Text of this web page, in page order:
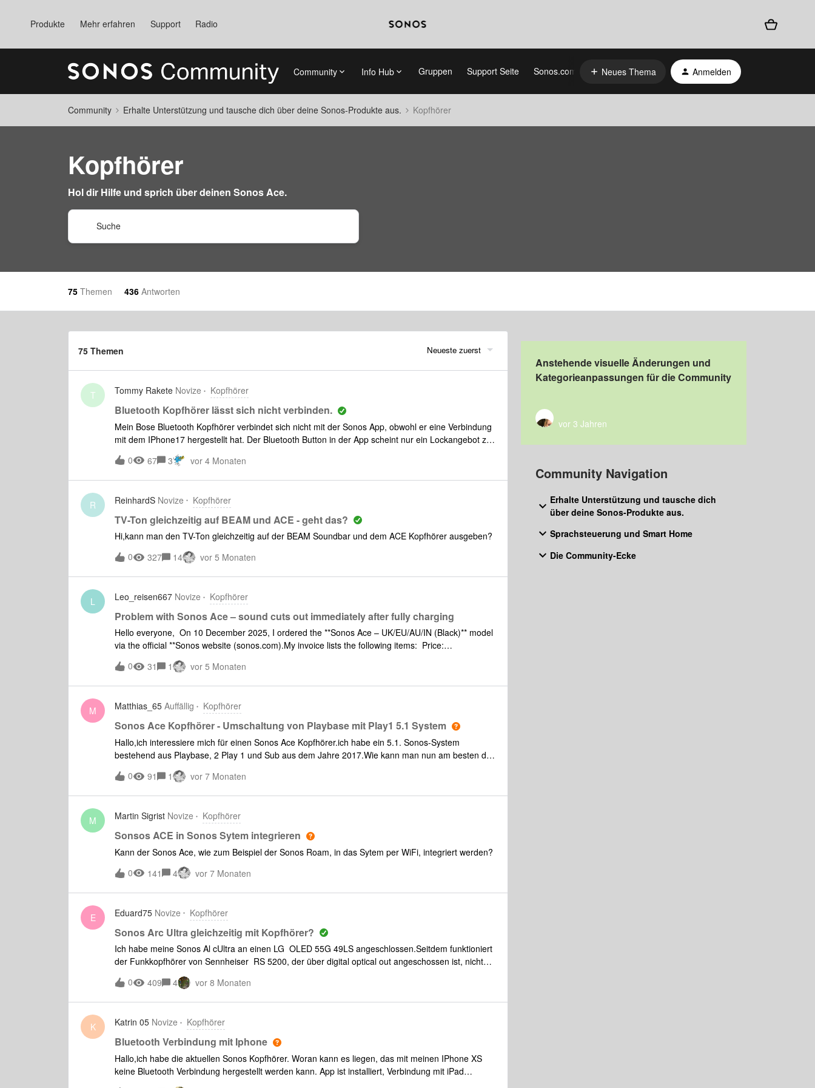
Produkte Mehr erfahren Support Radio
Community Info Hub Gruppen Support Seite Sonos.com Neues Thema Anmelden
Community Erhalte Unterstützung und tausche dich über deine Sonos-Produkte aus. Kopfhörer
Kopfhörer
Hol dir Hilfe und sprich über deinen Sonos Ace.
75 Themen 436 Antworten
75 Themen Neueste zuerst
T Tommy Rakete Novize Kopfhörer
Bluetooth Kopfhörer lässt sich nicht verbinden.
Mein Bose Bluetooth Kopfhörer verbindet sich nicht mit der Sonos App, obwohl er eine Verbindung
mit dem IPhone17 hergestellt hat. Der Bluetooth Button in der App scheint nur ein Lockangebot zu
sein?Und nur für Sonos Kopfhörer zu funktionieren.Hat jemand ein Vorschlag, wie ein Kopfhörer
mit einem Sonos AMP verbunden werden kann?Ohne ein Sonos Kopfhörer zu kaufen!
0 67 3 vor 4 Monaten
R ReinhardS Novize Kopfhörer
TV-Ton gleichzeitig auf BEAM und ACE - geht das?
Hi,kann man den TV-Ton gleichzeitig auf der BEAM Soundbar und dem ACE Kopfhörer ausgeben?
0
327 14 vor 5 Monaten
L Leo_reisen667 Novize Kopfhörer
Problem with Sonos Ace – sound cuts out immediately after fully charging
Hello everyone, On 10 December 2025, I ordered the **Sonos Ace – UK/EU/AU/IN (Black)** model
via the official **Sonos website (sonos.com).My invoice lists the following items: Price:
**£340.26Total discount: **–£130.00Final order amount: £268.95.However, I have recently
encountered a problem that I cannot explain: **as soon as the headphones are fully charged, the
sound immediately cuts out – I can no longer hear any music. I have already tried completely
to be a problem with the connection or the playback device. In addition, I can only view my invoice
via my Sonos account on the website. I haven't found a separate invoice sent by email. Perhaps
this is normal for Sonos, but it makes it difficult to attach or present the proof of purchase directly,
for example, in the event of a complaint. In everyday life, this is comparable to when you only find
the invoice in your customer account at
0 31 1 vor 5 Monaten
M Matthias_65 Auffällig Kopfhörer
Sonos Ace Kopfhörer - Umschaltung von Playbase mit Play1 5.1 System
Hallo,ich interessiere mich für einen Sonos Ace Kopfhörer.ich habe ein 5.1. Sonos-System
bestehend aus Playbase, 2 Play 1 und Sub aus dem Jahre 2017.Wie kann man nun am besten das
System umschalten ohne aufwendig über den TV gehen zu müssen, wenn ich mir nun einen Ace-
Kopfhörer anschaffen würde.Gibt es da gute Möglichkeiten oder Tipps?Danke für die Hilfen und
AntwortenLGMatthias
0 91 1 vor 7 Monaten
M Martin Sigrist Novize Kopfhörer
Sonsos ACE in Sonos Sytem integrieren
Kann der Sonos Ace, wie zum Beispiel der Sonos Roam, in das Sytem per WiFi, integriert werden?
0
141 4 vor 7 Monaten
E Eduard75 Novize Kopfhörer
Sonos Arc Ultra gleichzeitig mit Kopfhörer?
Ich habe meine Sonos Al cUltra an einen LG OLED 55G 49LS angeschlossen.Seitdem funktioniert
der Funkkopfhörer von Sennheiser RS 5200, der über digital optical out angeschossen ist, nicht
mehr. Meine Frau und ich hören unterschiedlich gut, deshalb war der Kopfhörer immer Seher
nützlich…Laut LG Kundenservice funktioniert ein Kopfhörer gleichzeitig nur mit den TV-
Lautsprechern. Laut Sonos Kundenservice kann ein Kopfhörer nur alternierend mit der
könnte. Niemand konnte mir bisher bestätigen dass das funktioniert…Ich würde mich freuen, wenn
es Menschen mit einem solchen Problem, die eine Lösung gefunden haben, gibt!😊
0 409 4 vor 8 Monaten
K Katrin 05 Novize Kopfhörer
Bluetooth Verbindung mit Iphone
Hallo,ich habe die aktuellen Sonos Kopfhörer. Woran kann es liegen, das mit meinen IPhone XS
keine Bluetooth Verbindung hergestellt werden kann. App ist installiert, Verbindung mit iPad
funktioniert.danke für die Hilfe.
Anstehende visuelle Änderungen und
Kategorieanpassungen für die Community
vor 3 Jahren
Community Navigation
Erhalte Unterstützung und tausche dich
über deine Sonos-Produkte aus.
Sprachsteuerung und Smart Home
Die Community-Ecke